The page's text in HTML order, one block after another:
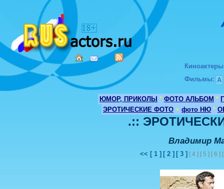
Киноактеры
Фильмы: А
ЮМОР, ПРИКОЛЫ * ФОТО АЛЬБОМ *
ЭРОТИЧЕСКИЕ ФОТО + фото НЮ *
.::
Владимир
<< [ 1 ] [ 2 ] [ 3 ] [ 4 ] [ 5 ] [ 6 ]